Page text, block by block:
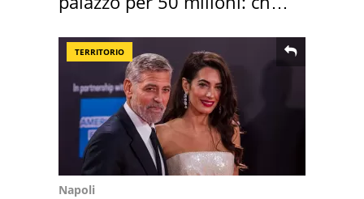
TERRITORIO
Napoli